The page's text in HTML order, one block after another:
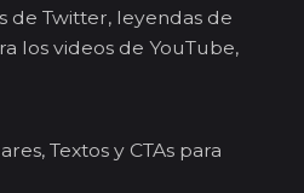
de Twitter, leyendas de
los videos de YouTube,
Textos y CTAs para